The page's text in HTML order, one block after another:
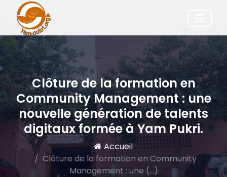
Clôture de la formation en
Community Management : une
nouvelle génération de talents
digitaux formée à Yam Pukri.
Accueil
Clôture de la formation en Community
Management : une (…)